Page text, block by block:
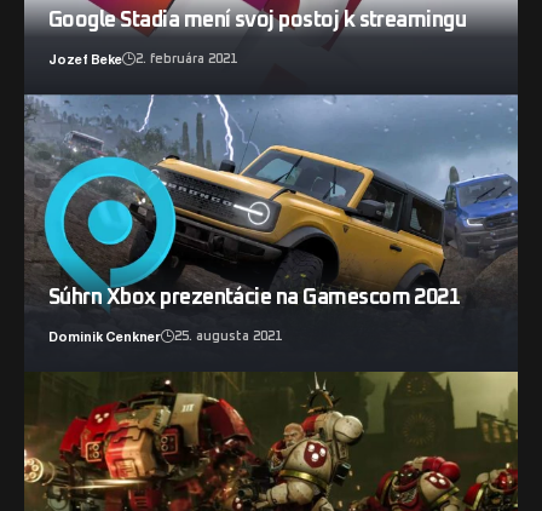
Google Stadia mení svoj postoj k streamingu
Jozef Beke 2. februára 2021
Súhrn Xbox prezentácie na Gamescom 2021
Dominik Cenkner 25. augusta 2021